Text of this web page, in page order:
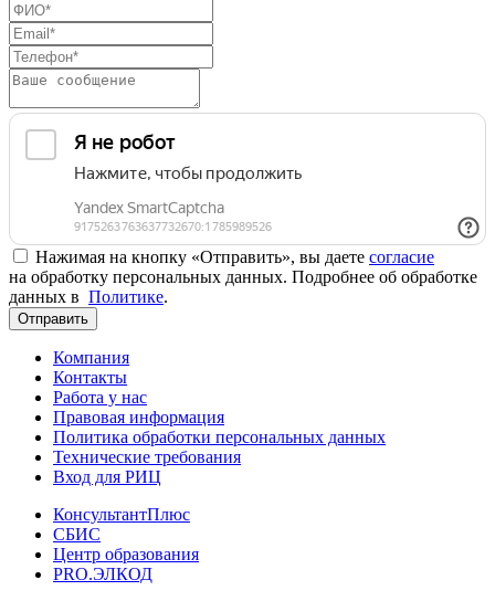
Нажимая на кнопку «Отправить», вы даете согласие
на обработку персональных данных. Подробнее об обработке
данных в Политике.
Отправить
Компания
Контакты
Работа у нас
Правовая информация
Политика обработки персональных данных
Технические требования
Вход для РИЦ
КонсультантПлюс
СБИС
Центр образования
PRO.ЭЛКОД